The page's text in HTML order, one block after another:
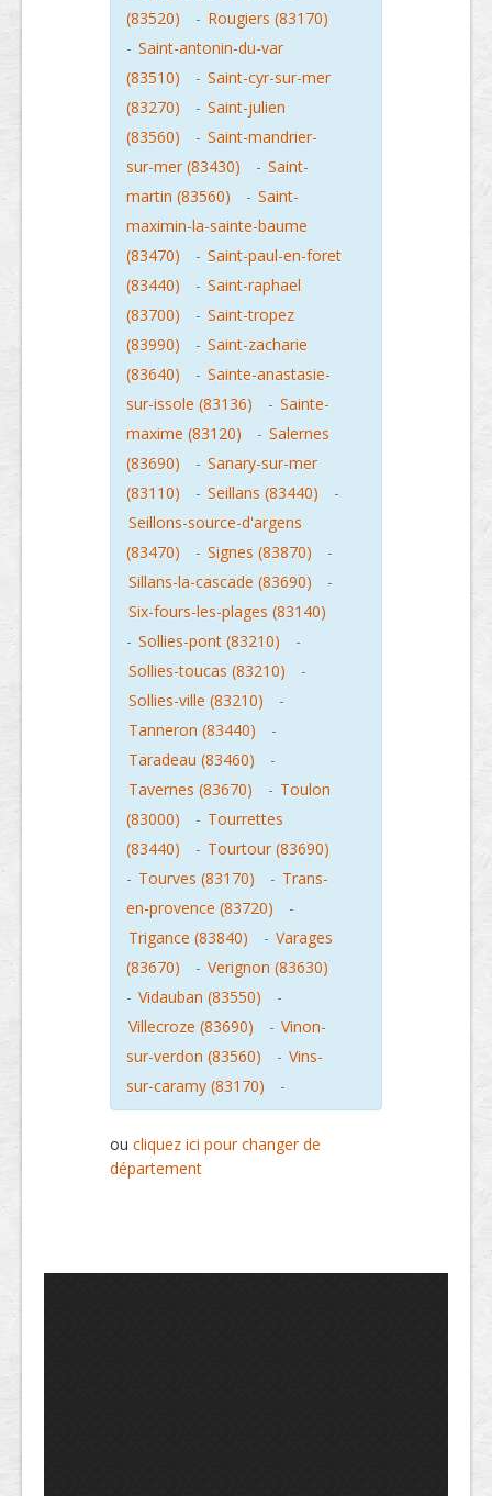
(83520)
- Rougiers (83170)
- Saint-antonin-du-var
(83510)
- Saint-cyr-sur-mer
(83270)
- Saint-julien
(83560)
- Saint-mandrier-
sur-mer (83430)
- Saint-
martin (83560)
- Saint-
maximin-la-sainte-baume
(83470)
- Saint-paul-en-foret
(83440)
- Saint-raphael
(83700)
- Saint-tropez
(83990)
- Saint-zacharie
(83640)
- Sainte-anastasie-
sur-issole (83136)
- Sainte-
maxime (83120)
- Salernes
(83690)
- Sanary-sur-mer
(83110)
- Seillans (83440)
-
Seillons-source-d'argens
(83470)
- Signes (83870)
-
Sillans-la-cascade (83690)
-
Six-fours-les-plages (83140)
- Sollies-pont (83210)
-
Sollies-toucas (83210)
-
Sollies-ville (83210)
-
Tanneron (83440)
-
Taradeau (83460)
-
Tavernes (83670)
- Toulon
(83000)
- Tourrettes
(83440)
- Tourtour (83690)
- Tourves (83170) - Trans-
en-provence (83720)
-
Trigance (83840)
- Varages
(83670)
- Verignon (83630)
- Vidauban (83550)
-
Villecroze (83690)
- Vinon-
sur-verdon (83560)
- Vins-
sur-caramy (83170)
-
ou cliquez ici pour changer de
département